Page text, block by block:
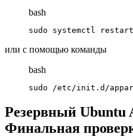
bash
sudo systemctl restart
или с помощью команды
bash
sudo /etc/init.d/
Резервный
Финальная